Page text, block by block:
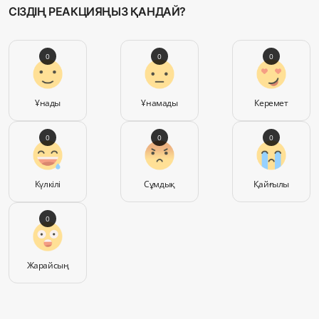
СІЗДІҢ РЕАКЦИЯҢЫЗ ҚАНДАЙ?
Ұнады
0
Ұнамады
0
Керемет
0
Күлкілі
0
Сұмдық
0
Қайғылы
0
Жарайсың
0